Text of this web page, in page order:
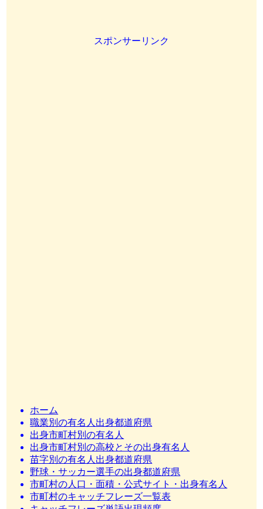
スポンサーリンク
ホーム
職業別の有名人出身都道府県
出身市町村別の有名人
出身市町村別の高校とその出身有名人
苗字別の有名人出身都道府県
野球・サッカー選手の出身都道府県
市町村の人口・面積・公式サイト・出身有名人
市町村のキャッチフレーズ一覧表